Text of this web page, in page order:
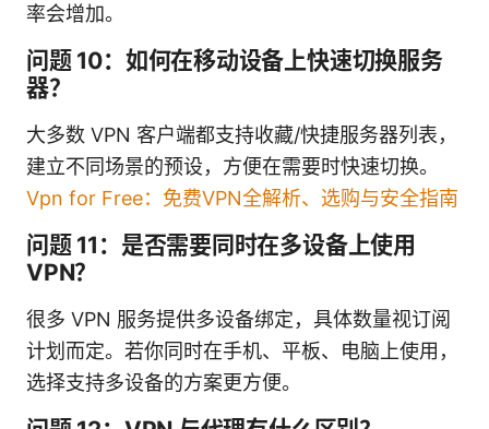
率会增加。
问题 10：如何在移动设备上快速切换服务
器？
大多数 VPN 客户端都支持收藏/快捷服务器列表，
建立不同场景的预设，方便在需要时快速切换。
Vpn for Free：免费VPN全解析、选购与安全指南
问题 11：是否需要同时在多设备上使用
VPN？
很多 VPN 服务提供多设备绑定，具体数量视订阅
计划而定。若你同时在手机、平板、电脑上使用，
选择支持多设备的方案更方便。